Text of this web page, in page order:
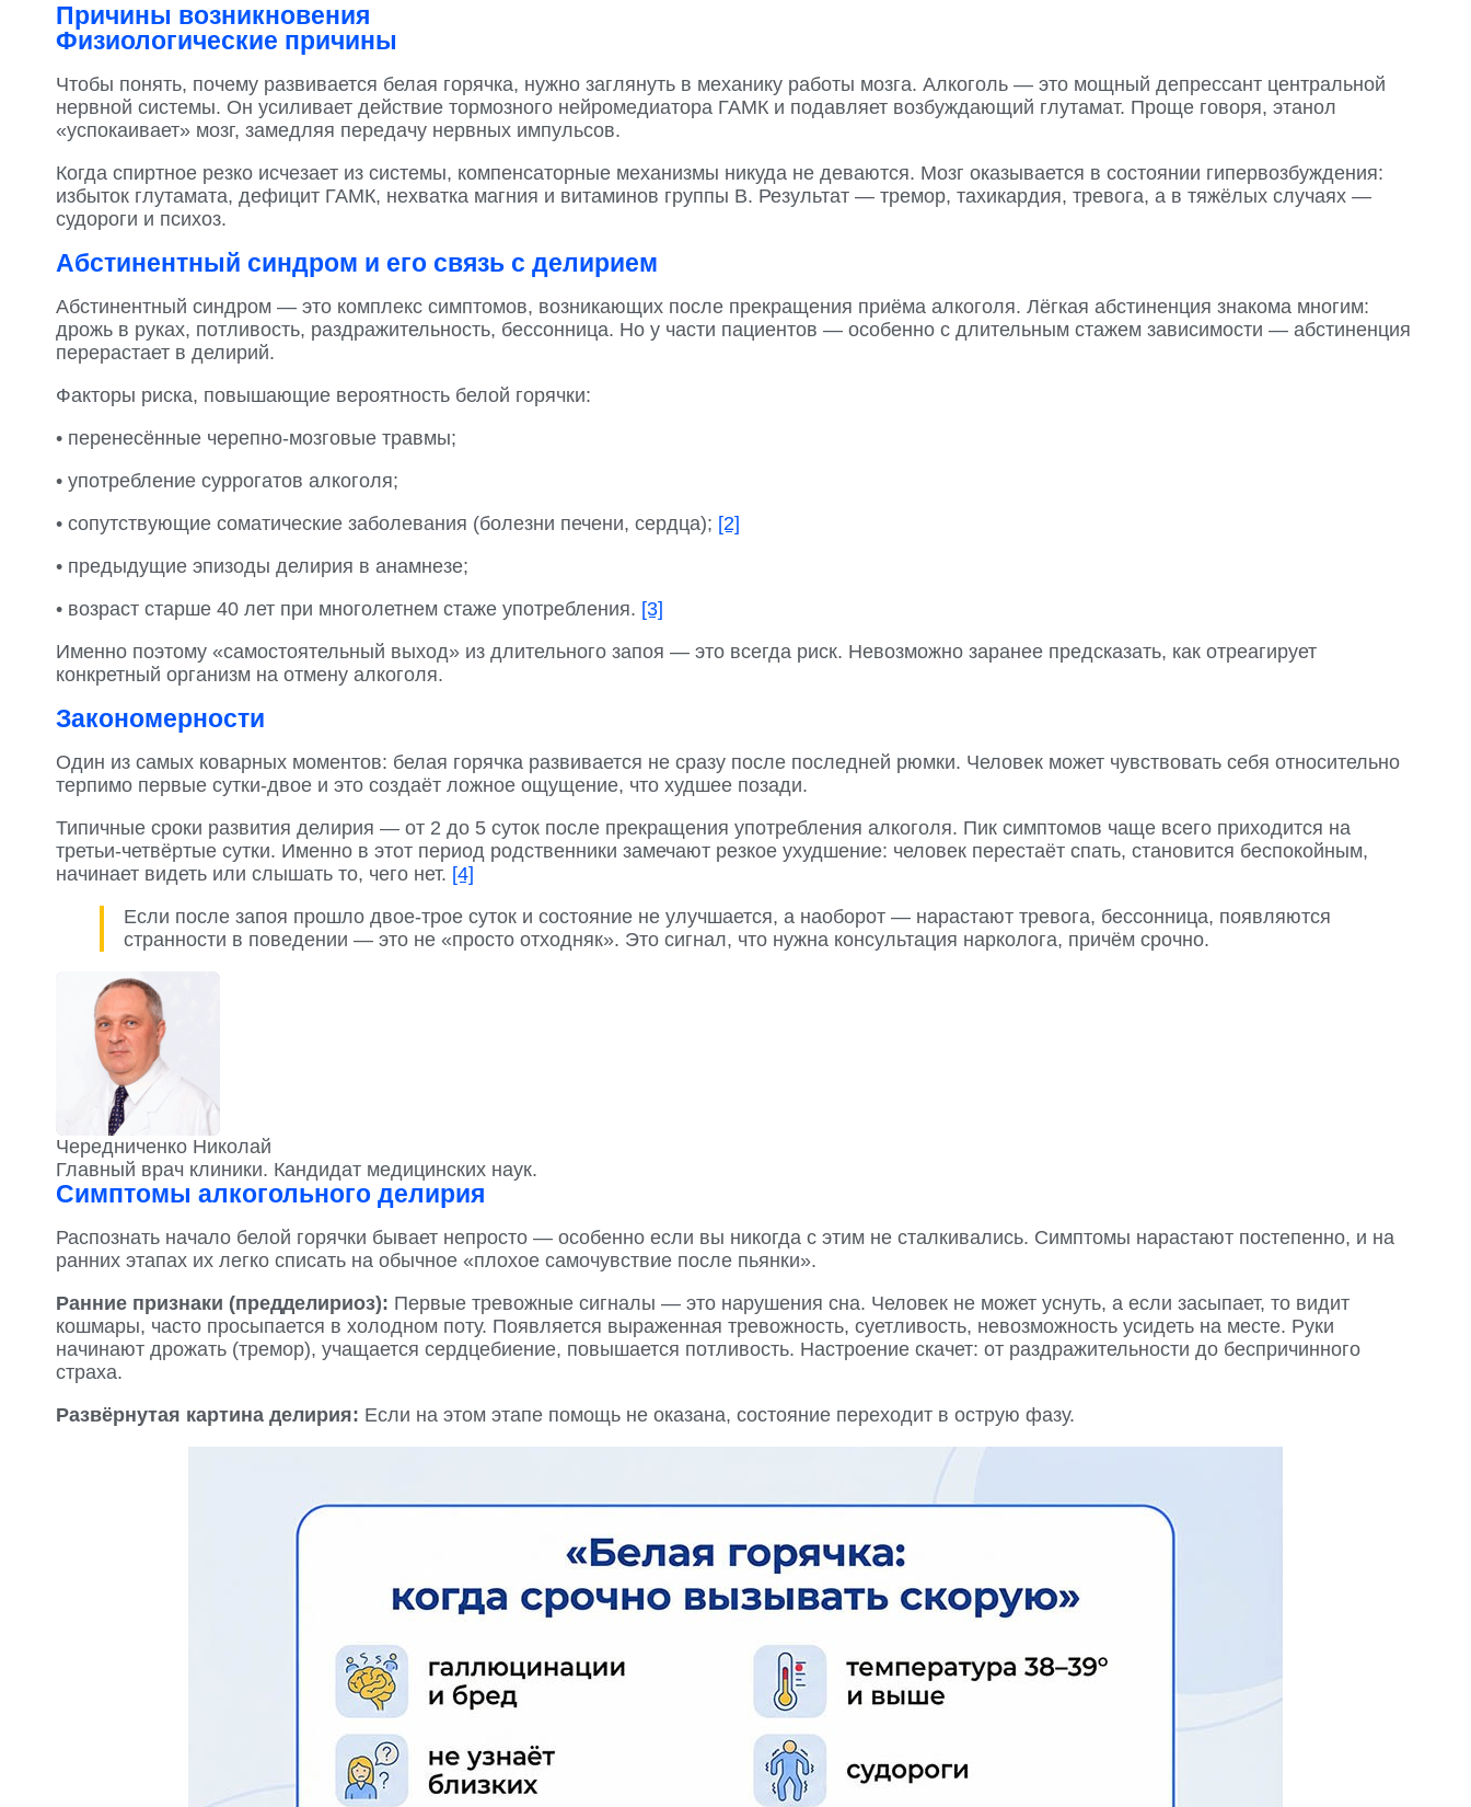
Причины возникновения
Физиологические причины
Чтобы понять, почему развивается белая горячка, нужно заглянуть в механику работы мозга. Алкоголь — это мощный депрессант центральной
нервной системы. Он усиливает действие тормозного нейромедиатора ГАМК и подавляет возбуждающий глутамат. Проще говоря, этанол
«успокаивает» мозг, замедляя передачу нервных импульсов.
Когда спиртное резко исчезает из системы, компенсаторные механизмы никуда не деваются. Мозг оказывается в состоянии гипервозбуждения:
избыток глутамата, дефицит ГАМК, нехватка магния и витаминов группы B. Результат — тремор, тахикардия, тревога, а в тяжёлых случаях —
судороги и психоз.
Абстинентный синдром и его связь с делирием
Абстинентный синдром — это комплекс симптомов, возникающих после прекращения приёма алкоголя. Лёгкая абстиненция знакома многим:
дрожь в руках, потливость, раздражительность, бессонница. Но у части пациентов — особенно с длительным стажем зависимости — абстиненция
перерастает в делирий.
Факторы риска, повышающие вероятность белой горячки:
• перенесённые черепно-мозговые травмы;
• употребление суррогатов алкоголя;
• сопутствующие соматические заболевания (болезни печени, сердца); [2]
• предыдущие эпизоды делирия в анамнезе;
• возраст старше 40 лет при многолетнем стаже употребления. [3]
Именно поэтому «самостоятельный выход» из длительного запоя — это всегда риск. Невозможно заранее предсказать, как отреагирует
конкретный организм на отмену алкоголя.
Закономерности
Один из самых коварных моментов: белая горячка развивается не сразу после последней рюмки. Человек может чувствовать себя относительно
терпимо первые сутки-двое и это создаёт ложное ощущение, что худшее позади.
Типичные сроки развития делирия — от 2 до 5 суток после прекращения употребления алкоголя. Пик симптомов чаще всего приходится на
третьи-четвёртые сутки. Именно в этот период родственники замечают резкое ухудшение: человек перестаёт спать, становится беспокойным,
начинает видеть или слышать то, чего нет. [4]
Если после запоя прошло двое-трое суток и состояние не улучшается, а наоборот — нарастают тревога, бессонница, появляются
странности в поведении — это не «просто отходняк». Это сигнал, что нужна консультация нарколога, причём срочно.
Чередниченко Николай
Главный врач клиники. Кандидат медицинских наук.
Симптомы алкогольного делирия
Распознать начало белой горячки бывает непросто — особенно если вы никогда с этим не сталкивались. Симптомы нарастают постепенно, и на
ранних этапах их легко списать на обычное «плохое самочувствие после пьянки».
Ранние признаки (предделириоз): Первые тревожные сигналы — это нарушения сна. Человек не может уснуть, а если засыпает, то видит
кошмары, часто просыпается в холодном поту. Появляется выраженная тревожность, суетливость, невозможность усидеть на месте. Руки
начинают дрожать (тремор), учащается сердцебиение, повышается потливость. Настроение скачет: от раздражительности до беспричинного
страха.
Развёрнутая картина делирия: Если на этом этапе помощь не оказана, состояние переходит в острую фазу.